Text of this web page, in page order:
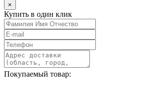
×
Купить в один клик
Покупаемый товар: